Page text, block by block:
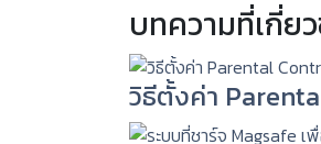
บทความที่เกี่ย
วิธีตั้งค่า